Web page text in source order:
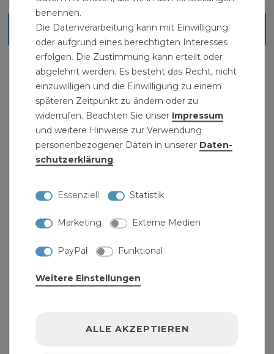
Ähnliche Artikel
Storz A-Bauschlauch 100mm 20m 4 Zoll A-
benennen.
Die Datenverarbeitung kann mit Einwilligung
oder aufgrund eines berechtigten Interesses
erfolgen. Die Zustimmung kann erteilt oder
abgelehnt werden. Es besteht das Recht, nicht
einzuwilligen und die Einwilligung zu einem
späteren Zeitpunkt zu ändern oder zu
widerrufen. Beachten Sie unser Impressum
und weitere Hinweise zur Verwendung
personenbezogener Daten in unserer Daten­
schutz­erklärung.
Essenziell Statistik
Marketing Externe Medien
PayPal Funktional
Weitere Einstellungen
ALLE AKZEPTIEREN